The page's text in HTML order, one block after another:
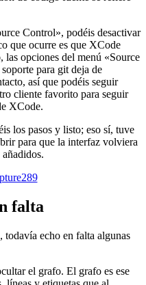
Control», podéis desactivar
que ocurre es que XCode
opciones del menú «Source
para git deja de
así que podéis seguir
cliente favorito para seguir
XCode.
los pasos y listo; eso sí, tuve
para que la interfaz volviera
falta
todavía echo en falta algunas
el grafo. El grafo es ese